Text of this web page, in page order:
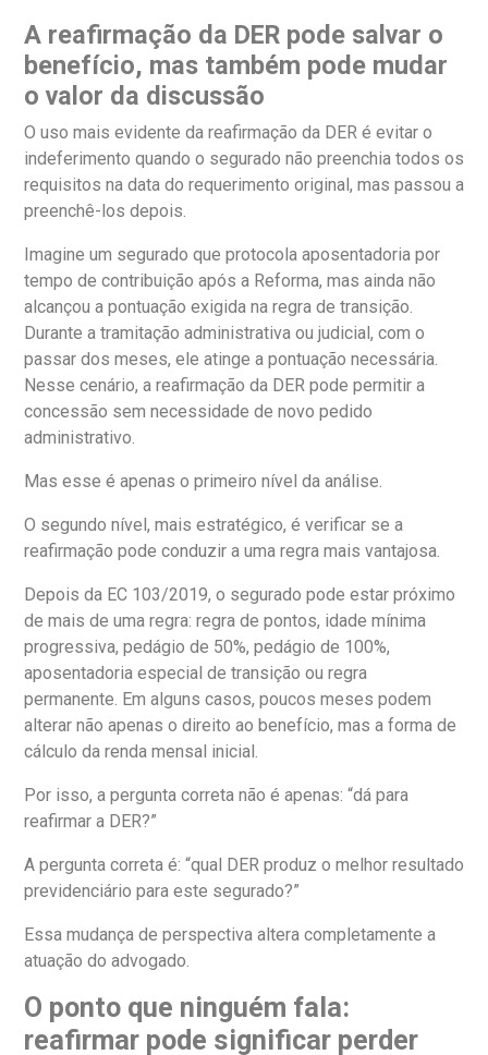
A reafirmação da DER pode salvar o
benefício, mas também pode mudar
o valor da discussão
O uso mais evidente da reafirmação da DER é evitar o
indeferimento quando o segurado não preenchia todos os
requisitos na data do requerimento original, mas passou a
preenchê-los depois.
Imagine um segurado que protocola aposentadoria por
tempo de contribuição após a Reforma, mas ainda não
alcançou a pontuação exigida na regra de transição.
Durante a tramitação administrativa ou judicial, com o
passar dos meses, ele atinge a pontuação necessária.
Nesse cenário, a reafirmação da DER pode permitir a
concessão sem necessidade de novo pedido
administrativo.
Mas esse é apenas o primeiro nível da análise.
O segundo nível, mais estratégico, é verificar se a
reafirmação pode conduzir a uma regra mais vantajosa.
Depois da EC 103/2019, o segurado pode estar próximo
de mais de uma regra: regra de pontos, idade mínima
progressiva, pedágio de 50%, pedágio de 100%,
aposentadoria especial de transição ou regra
permanente. Em alguns casos, poucos meses podem
alterar não apenas o direito ao benefício, mas a forma de
cálculo da renda mensal inicial.
Por isso, a pergunta correta não é apenas: “dá para
reafirmar a DER?”
A pergunta correta é: “qual DER produz o melhor resultado
previdenciário para este segurado?”
Essa mudança de perspectiva altera completamente a
atuação do advogado.
O ponto que ninguém fala:
reafirmar pode significar perder